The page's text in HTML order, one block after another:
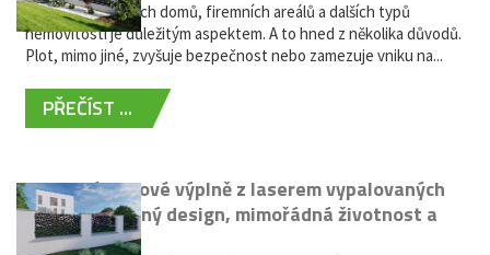
Oplocení rodinných domů, firemních areálů a dalších typů
nemovitostí je důležitým aspektem. A to hned z několika důvodů.
Plot, mimo jiné, zvyšuje bezpečnost nebo zamezuje vniku na...
PŘEČÍST ...
Moderní plotové výplně z laserem vypalovaných
kovů: výjimečný design, mimořádná životnost a
žádná údržba